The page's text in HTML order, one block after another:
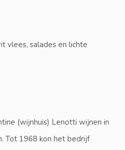
vlees, salades en lichte
(wijnhuis) Lenotti wijnen in
Tot 1968 kon het bedrijf